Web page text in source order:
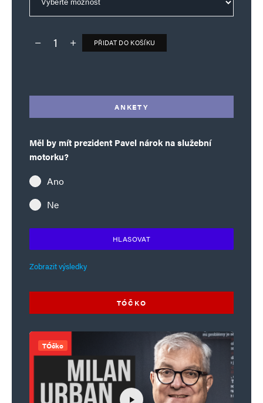
Deník TO – verze bez reklam množství
PŘIDAT DO KOŠÍKU
ANKETY
Měl by mít prezident Pavel nárok na služební
motorku?
Ano
Ne
HLASOVAT
Zobrazit výsledky
TÓČKO
TÓčko